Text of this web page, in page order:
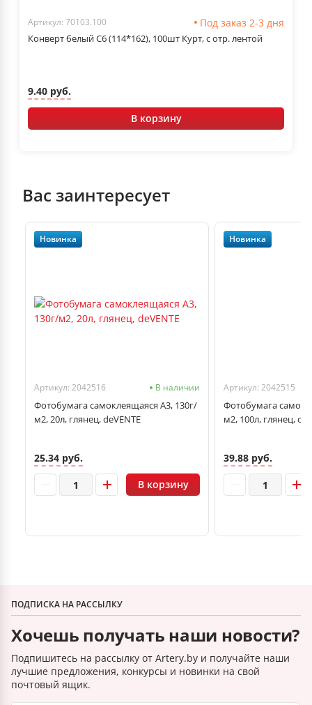
Артикул: 70103.100 Под заказ 2-3 дня
Конверт белый С6 (114*162), 100шт Курт, с отр. лентой
9.40 руб.
В корзину
Вас заинтересует
Новинка
Артикул: 2042516 В наличии
Фотобумага самоклеящаяся А3, 130г/
м2, 20л, глянец, deVENTE
25.34 руб.
В корзину
Новинка
Артикул: 2042515
Фотобумага
м2, 100л, глянец,
39.88 руб.
ПОДПИСКА НА РАССЫЛКУ
Хочешь получать наши новости?
Подпишитесь на рассылку от Artery.by и получайте наши
лучшие предложения, конкурсы и новинки на свой
почтовый ящик.